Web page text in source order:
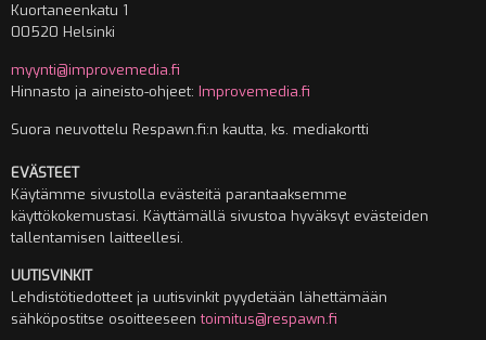
Kuortaneenkatu 1
00520 Helsinki
myynti@improvemedia.fi
Hinnasto ja aineisto-ohjeet: Improvemedia.fi
Suora neuvottelu Respawn.fi:n kautta, ks. mediakortti
EVÄSTEET
Käytämme sivustolla evästeitä parantaaksemme
käyttökokemustasi. Käyttämällä sivustoa hyväksyt evästeiden
tallentamisen laitteellesi.
UUTISVINKIT
Lehdistötiedotteet ja uutisvinkit pyydetään lähettämään
sähköpostitse osoitteeseentoimitus@respawn.fi